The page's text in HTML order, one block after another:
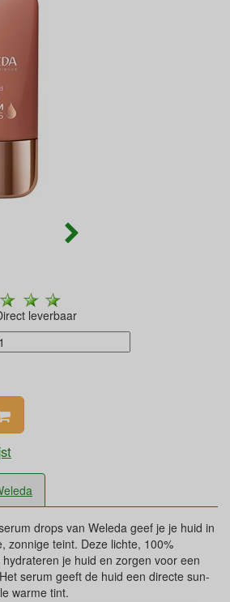
leverbaar
drops van Weleda geef je je huid in
zonnige teint. Deze lichte, 100%
je huid en zorgen voor een
serum geeft de huid een directe sun-
warme tint.